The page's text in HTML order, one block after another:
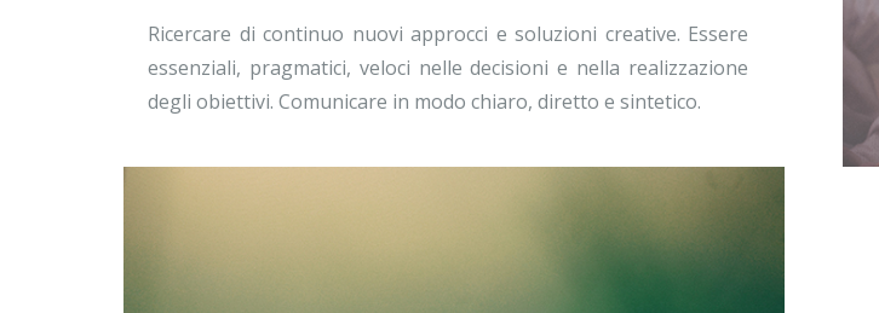
Ricercare di continuo nuovi approcci e soluzioni creative. Essere
essenziali, pragmatici, veloci nelle decisioni e nella realizzazione
degli obiettivi. Comunicare in modo chiaro, diretto e sintetico.